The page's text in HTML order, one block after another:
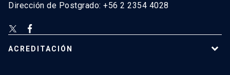
Dirección de Postgrado: +56 2 2354 4028
ACREDITACIÓN